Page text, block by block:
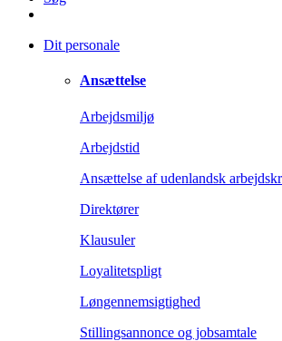
Dit personale
Ansættelse
Arbejdsmiljø
Arbejdstid
Ansættelse af udenlandsk
Direktører
Klausuler
Loyalitetspligt
Løngennemsigtighed
Stillingsannonce og jobsamtale